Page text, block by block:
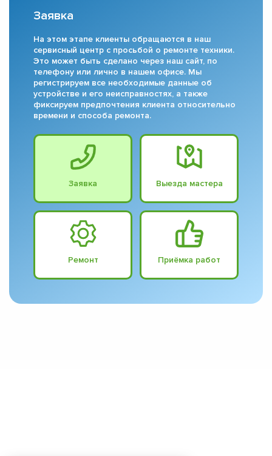
Заявка
На этом этапе клиенты обращаются в наш
сервисный центр с просьбой о ремонте техники.
Это может быть сделано через наш сайт, по
телефону или лично в нашем офисе. Мы
регистрируем все необходимые данные об
устройстве и его неисправностях, а также
фиксируем предпочтения клиента относительно
времени и способа ремонта.
Заявка Выезда мастера
Ремонт Приёмка работ